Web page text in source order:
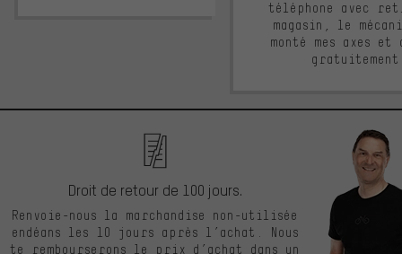
téléphone avec
magasin, le
monté mes axes et
Droit de retour de 100 jours.
Renvoie-nous la marchandise non-utilisée
endéans les 10 jours après l’achat. Nous
te rembourserons le prix d’achat dans un